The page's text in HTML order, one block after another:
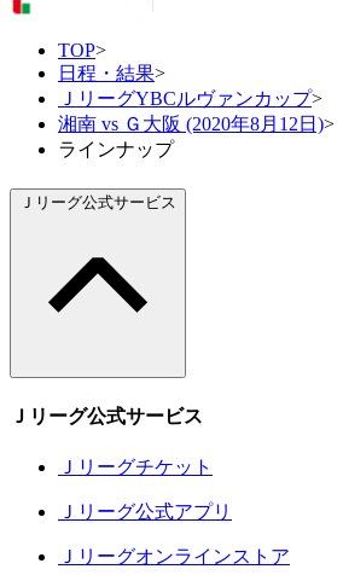
TOP>
日程・結果>
ＪリーグYBCルヴァンカップ>
湘南 vs Ｇ大阪 (2020年8月12日)>
ラインナップ
Ｊリーグ公式サービス
Ｊリーグ公式サービス
Ｊリーグチケット
Ｊリーグ公式アプリ
Ｊリーグオンラインストア